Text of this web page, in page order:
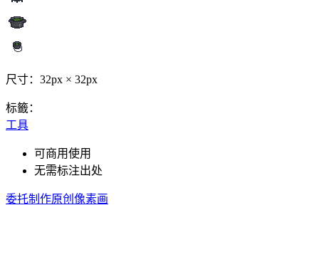
尺寸：32px × 32px
标籤：
工具
可商用使用
无需标注出处
委托制作原创像素画